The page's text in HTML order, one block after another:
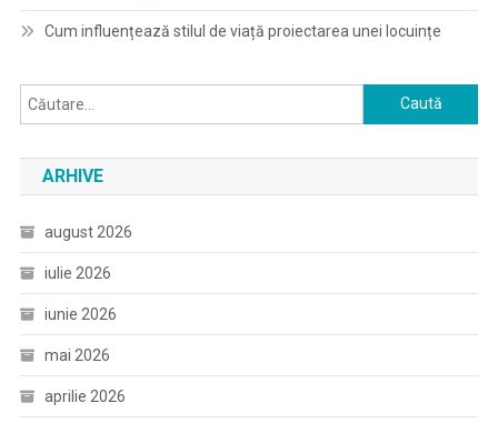
Cum influențează stilul de viață proiectarea unei locuințe
Caută
după:
ARHIVE
august 2026
iulie 2026
iunie 2026
mai 2026
aprilie 2026